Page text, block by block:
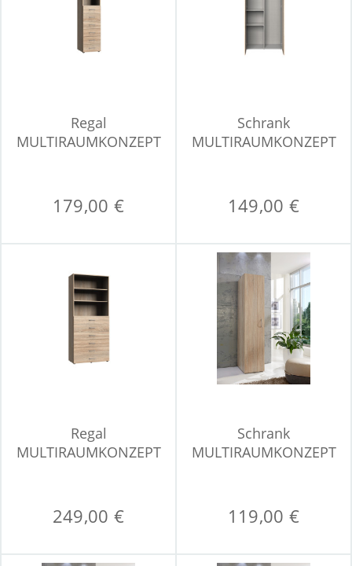
Regal
MULTIRAUMKONZEPT
179,00 €
Schrank
MULTIRAUMKONZEPT
149,00 €
Regal
MULTIRAUMKONZEPT
249,00 €
Schrank
MULTIRAUMKONZEPT
119,00 €